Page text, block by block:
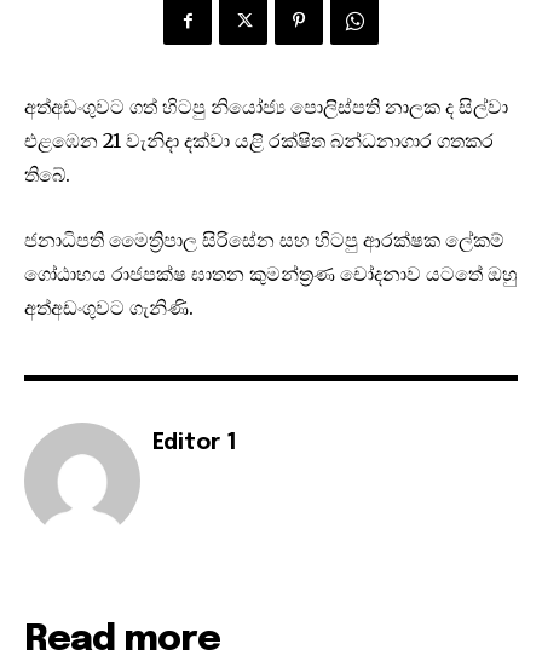
අත්අඩංගුවට ගත් හිටපු නියෝජ්‍ය පොලිස්පති නාලක ද සිල්වා
එළඹෙන 21 වැනිදා දක්වා යළි රක්ෂිත බන්ධනාගාර ගතකර
තිබේ.
ජනාධිපති මෛත්‍රිපාල සිරිසේන සහ හිටපු ආරක්ෂක ලේකම්
ගෝඨාභය රාජපක්ෂ ඝාතන කුමන්ත්‍රණ චෝදනාව යටතේ ඔහු
අත්අඩංගුවට ගැනිණි.
Editor 1
Read more